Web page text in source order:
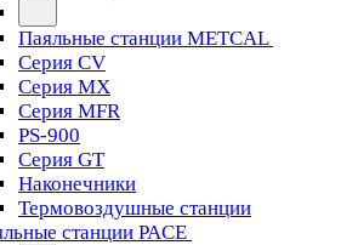
Паяльные станции METCAL
Серия CV
Серия MX
Серия MFR
PS-900
Серия GT
Наконечники
Термовоздушные станции
станции PACE